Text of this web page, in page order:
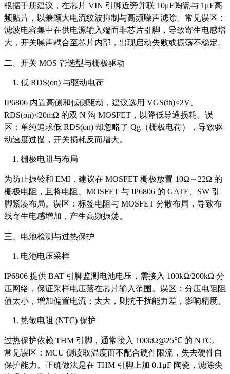
根据手册建议，在芯片 VIN 引脚近旁并联 10μF陶瓷与 1μF高
频贴片，以兼顾大电流纹波抑制与高频噪声滤除。常见误区：
滤波电容集中在供电源输入端而非芯片引脚，导致寄生电感增
大，开关噪声耦合至芯片内部，出现启动失败或振荡不稳定。
二、开关 MOS 管选型与栅极驱动
低 RDS(on) 与驱动电荷
IP6806 内置高侧和低侧驱动，建议选用 VGS(th)<2V、
RDS(on)<20mΩ 的双 N 沟 MOSFET，以降低导通损耗。误
区：单纯追求低 RDS(on) 却忽略了 Qg（栅极电荷），导致驱
动速度过慢，开关损耗反而增大。
栅极电阻与布局
为防止振铃和 EMI，建议在 MOSFET 栅极放置 10Ω～22Ω 的
栅极电阻，且将电阻、MOSFET 与 IP6806 的 GATE、SW 引
脚紧凑布局。误区：标签电阻与 MOSFET 分散布局，导致布
线寄生电感增加，产生高频振荡。
三、电池检测与过热保护
电池电压采样
IP6806 提供 BAT 引脚监测电池电压，需接入 100kΩ/200kΩ 分
压网络，保证采样电压落在芯片输入范围。误区：分压电阻阻
值太小，增加偏置电流；太大，则抗干扰能力差，影响精度。
热敏电阻 (NTC) 保护
过热保护依赖 THM 引脚，通常接入 100kΩ@25℃ 的 NTC。
常见误区：MCU 侧读取温度而不配合硬件限流，失去硬件自
保护能力。正确做法是在 THM 引脚上加 0.1μF 陶瓷，滤除尖